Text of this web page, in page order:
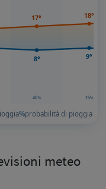
40% 15%
17°
8°
18°
9°
%probabilità di pioggia
meteo